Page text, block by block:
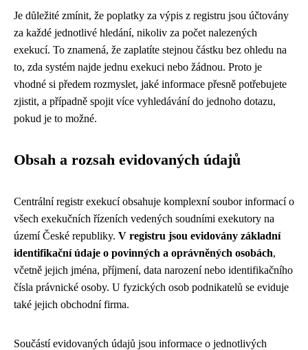
Je důležité zmínit, že poplatky za výpis z registru jsou účtovány
za každé jednotlivé hledání, nikoliv za počet nalezených
exekucí. To znamená, že zaplatíte stejnou částku bez ohledu na
to, zda systém najde jednu exekuci nebo žádnou. Proto je
vhodné si předem rozmyslet, jaké informace přesně potřebujete
zjistit, a případně spojit více vyhledávání do jednoho dotazu,
pokud je to možné.
Obsah a rozsah evidovaných údajů
Centrální registr exekucí obsahuje komplexní soubor informací o
všech exekučních řízeních vedených soudními exekutory na
území České republiky. V registru jsou evidovány základní
identifikační údaje o povinných a oprávněných osobách,
včetně jejich jména, příjmení, data narození nebo identifikačního
čísla právnické osoby. U fyzických osob podnikatelů se eviduje
také jejich obchodní firma.
Součástí evidovaných údajů jsou informace o jednotlivých